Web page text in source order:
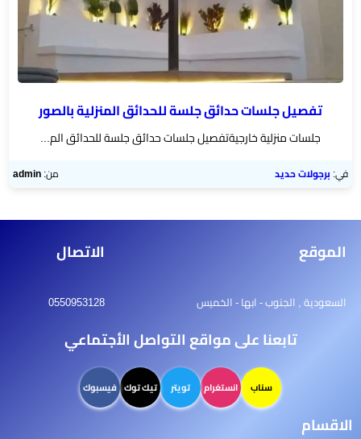
شبوك
وبيوت
شعر
مظلات
ومستودعات
تفصيل جلسات حدائق جلسة للحدائق المنزلية بالصور
جلسات منزلية خارجيةتفصيل جلسات حدائق جلسة للحدائق الم...
في: برجولات حديد من:admin
الموقع الاتصال
السعودية , الجنوب - ابها - الخميس 0550953128
تابعنا على مواقع التواصل الأجتماعي
سناب انستغرام تويتر تيك توك فيسبوك
الاقسام